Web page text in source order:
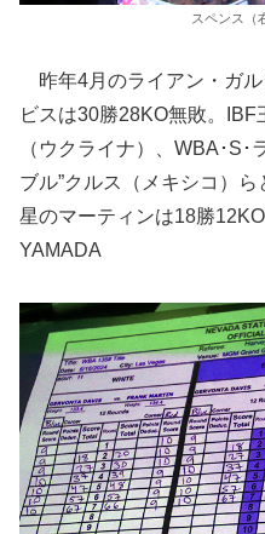
スペンス（
昨年4月のライアン・ガ
ビスは30勝28KO無敗。IBF
（ウクライナ）、WBA･S･
ブル”クルス（メキシコ）
星のマーティンは18勝
YAMADA